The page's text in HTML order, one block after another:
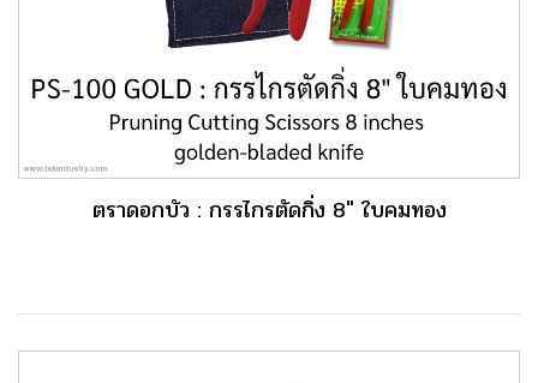
ตราดอกบัว : กรรไกรตัดกิ่ง 8" ใบคมทอง